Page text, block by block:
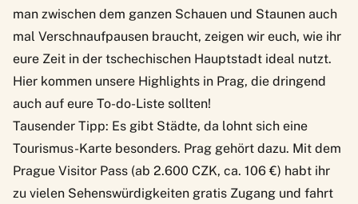
man zwischen dem ganzen Schauen und Staunen auch
mal Verschnaufpausen braucht, zeigen wir euch, wie ihr
eure Zeit in der tschechischen Hauptstadt ideal nutzt.
Hier kommen unsere Highlights in Prag, die dringend
auch auf eure To-do-Liste sollten!
Tausender Tipp: Es gibt Städte, da lohnt sich eine
Tourismus-Karte besonders. Prag gehört dazu. Mit dem
Prague Visitor Pass (ab 2.600 CZK, ca. 106 €) habt ihr
zu vielen Sehenswürdigkeiten gratis Zugang und fahrt